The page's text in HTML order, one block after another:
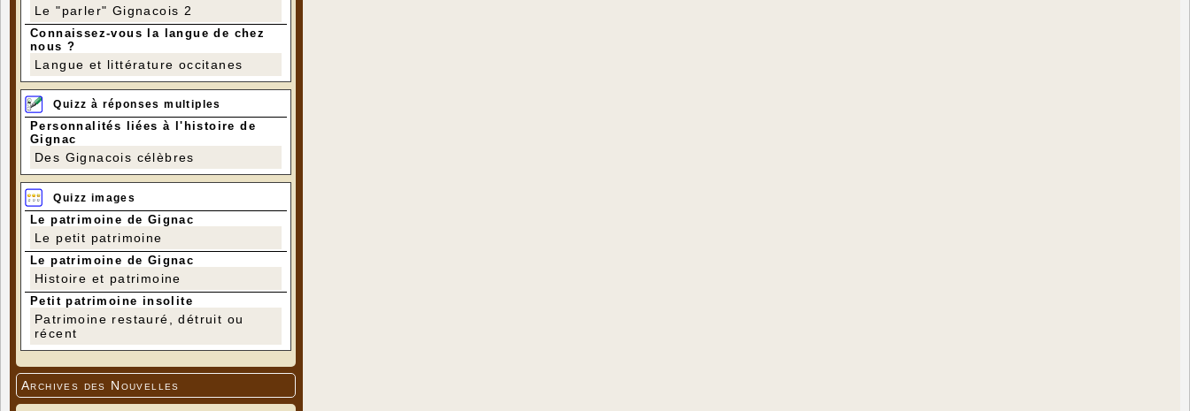
Le "parler" Gignacois 2
Connaissez-vous la langue de chez
nous ?
Langue et littérature occitanes
Quizz à réponses multiples
Personnalités liées à l'histoire de
Gignac
Des Gignacois célèbres
Quizz images
Le patrimoine de Gignac
Le petit patrimoine
Le patrimoine de Gignac
Histoire et patrimoine
Petit patrimoine insolite
Patrimoine restauré, détruit ou
récent
Archives des Nouvelles